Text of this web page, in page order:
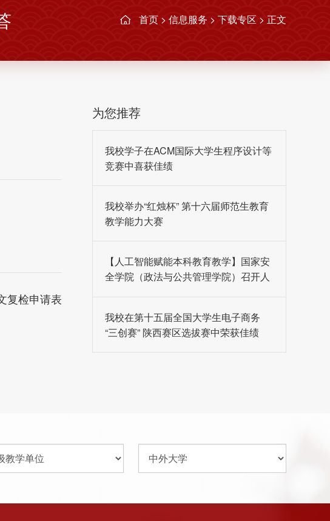
首页 > 信息服务 > 下载专区 > 正文
复检申请表
为您推荐
我校学子在ACM国际大学生程序设计等
竞赛中喜获佳绩
我校举办“红烛杯” 第十六届师范生教育
教学能力大赛
【人工智能赋能本科教育教学】国家安
全学院（政法与公共管理学院）召开人
我校在第十五届全国大学生电子商务
“三创赛” 陕西赛区选拔赛中荣获佳绩